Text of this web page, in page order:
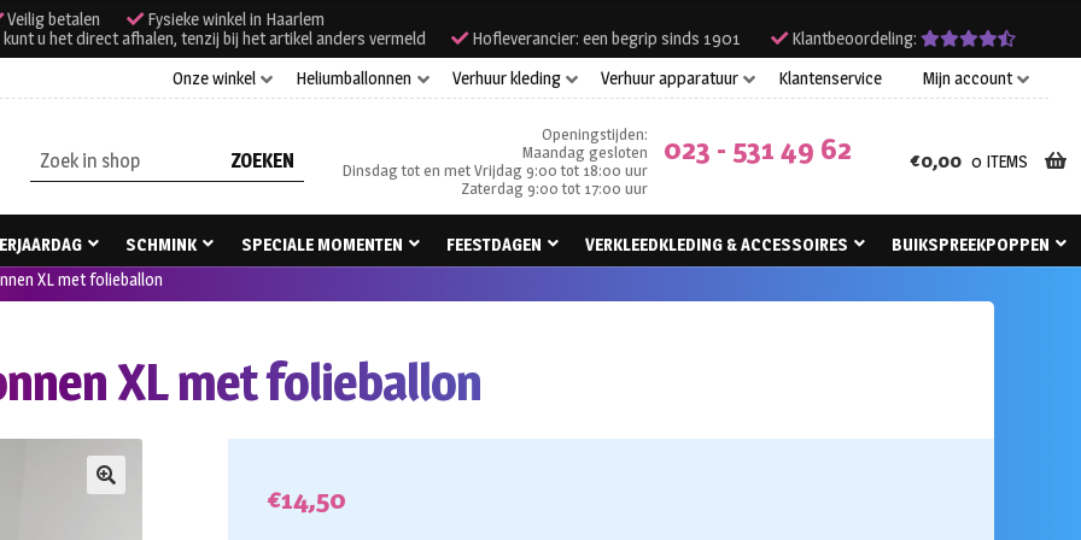
Veilig betalen
Fysieke winkel in Haarlem
u het direct afhalen, tenzij bij het artikel anders vermeld
Hofleverancier: een begrip sinds 1901
Klantbeoordeling:
Onze winkel
Heliumballonnen Verhuur kleding Verhuur apparatuur Klantenservice Mijn account
Zoeken
naar:
Openingstijden:
Maandag gesloten
Dinsdag tot en met Vrijdag 9:00 tot 18:00 uur
Zaterdag 9:00 tot 17:00 uur
023 - 531 49 62 €0,00 0 ITEMS
SCHMINK SPECIALE MOMENTEN FEESTDAGEN VERKLEEDKLEDING & ACCESSOIRES
BUIKSPREEKPOPPEN
XL met folieballon
XL met folieballon
€14,50